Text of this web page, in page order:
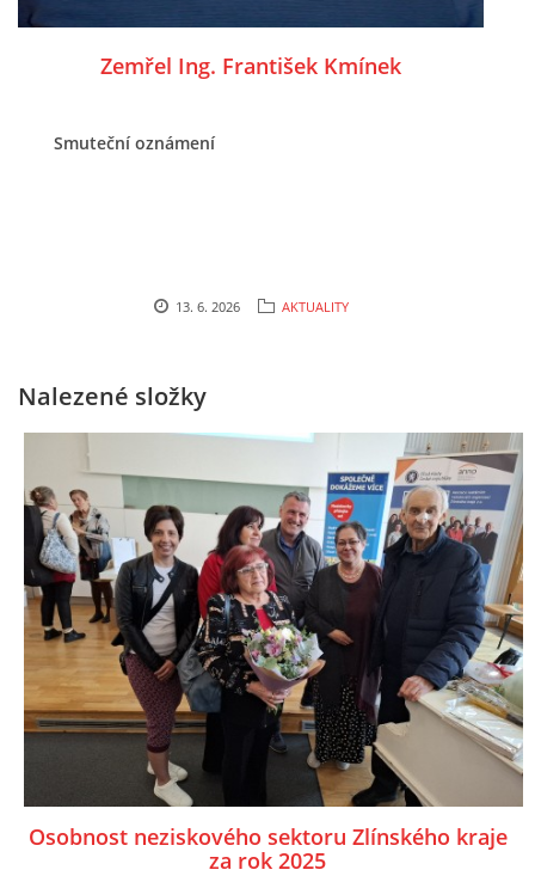
Zemřel Ing. František Kmínek
Smuteční oznámení
13. 6. 2026 AKTUALITY
Nalezené složky
Osobnost neziskového sektoru Zlínského kraje
za rok 2025